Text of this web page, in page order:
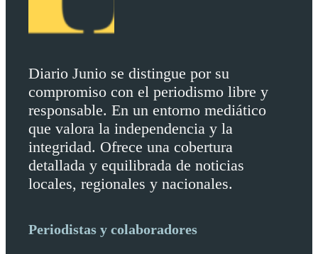
Diario Junio se distingue por su
compromiso con el periodismo libre y
responsable. En un entorno mediático
que valora la independencia y la
integridad. Ofrece una cobertura
detallada y equilibrada de noticias
locales, regionales y nacionales.
Periodistas y colaboradores